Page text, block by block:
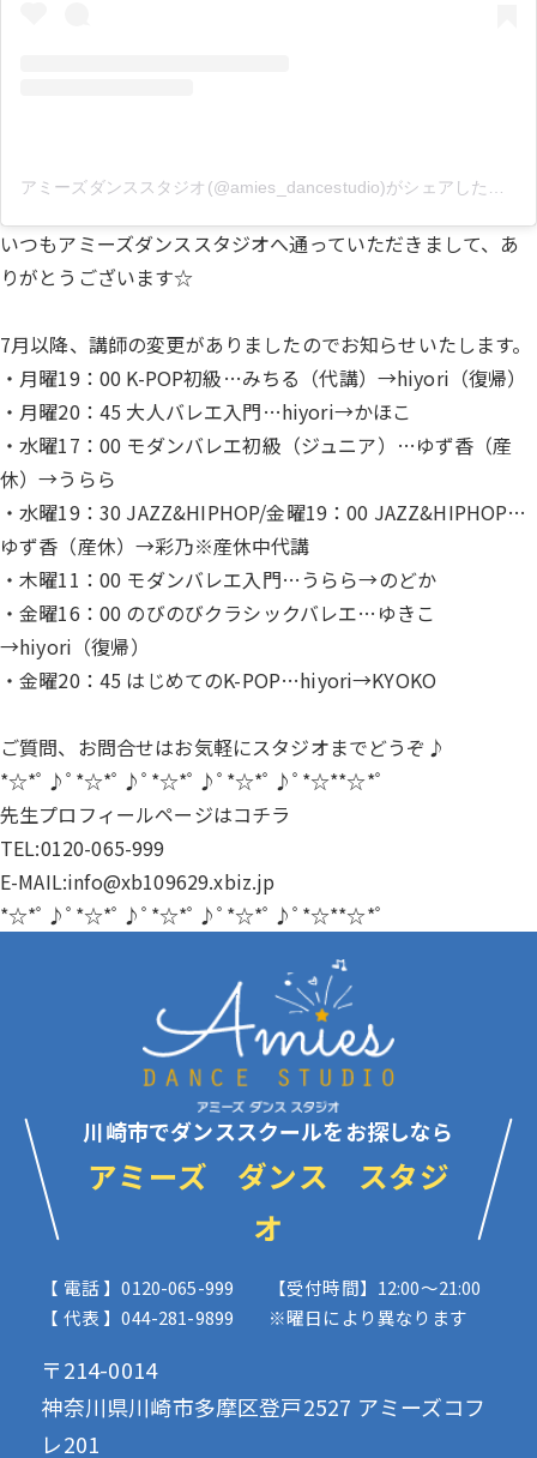
アミーズダンススタジオ(@amies_dancestudio)がシェアした投稿
いつもアミーズダンススタジオへ通っていただきまして、あ
りがとうございます☆
7月以降、講師の変更がありましたのでお知らせいたします。
・月曜19：00 K-POP初級…みちる（代講）→hiyori（復帰）
・月曜20：45 大人バレエ入門…hiyori→かほこ
・水曜17：00 モダンバレエ初級（ジュニア）…ゆず香（産
休）→うらら
・水曜19：30 JAZZ&HIPHOP/金曜19：00 JAZZ&HIPHOP…
ゆず香（産休）→彩乃※産休中代講
・木曜11：00 モダンバレエ入門…うらら→のどか
・金曜16：00 のびのびクラシックバレエ…ゆきこ
→hiyori（復帰）
・金曜20：45 はじめてのK-POP…hiyori→KYOKO
ご質問、お問合せはお気軽にスタジオまでどうぞ♪
*☆*ﾟ♪ﾟ*☆*ﾟ♪ﾟ*☆*ﾟ♪ﾟ*☆*ﾟ♪ﾟ*☆**☆*ﾟ
先生プロフィールページはコチラ
TEL:0120-065-999
E-MAIL:info@xb109629.xbiz.jp
*☆*ﾟ♪ﾟ*☆*ﾟ♪ﾟ*☆*ﾟ♪ﾟ*☆*ﾟ♪ﾟ*☆**☆*ﾟ
川崎市でダンススクールをお探しなら
アミーズ ダンス スタジ
オ
【 電話 】0120-065-999
【 代表 】044-281-9899
【受付時間】12:00〜21:00
※曜日により異なります
〒214-0014
神奈川県川崎市多摩区登戸2527 アミーズコフ
レ201